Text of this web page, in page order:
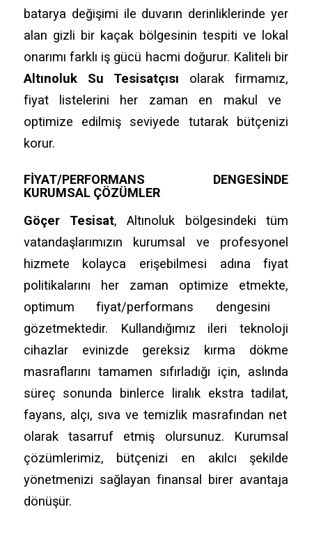
batarya değişimi ile duvarın derinliklerinde yer
alan gizli bir kaçak bölgesinin tespiti ve lokal
onarımı farklı iş gücü hacmi doğurur. Kaliteli bir
Altınoluk Su Tesisatçısı olarak firmamız,
fiyat listelerini her zaman en makul ve
optimize edilmiş seviyede tutarak bütçenizi
korur.
FIYAT/PERFORMANS DENGESINDE
KURUMSAL ÇÖZÜMLER
Göçer Tesisat, Altınoluk bölgesindeki tüm
vatandaşlarımızın kurumsal ve profesyonel
hizmete kolayca erişebilmesi adına fiyat
politikalarını her zaman optimize etmekte,
optimum fiyat/performans dengesini
gözetmektedir. Kullandığımız ileri teknoloji
cihazlar evinizde gereksiz kırma dökme
masraflarını tamamen sıfırladığı için, aslında
süreç sonunda binlerce liralık ekstra tadilat,
fayans, alçı, sıva ve temizlik masrafından net
olarak tasarruf etmiş olursunuz. Kurumsal
çözümlerimiz, bütçenizi en akılcı şekilde
yönetmenizi sağlayan finansal birer avantaja
dönüşür.